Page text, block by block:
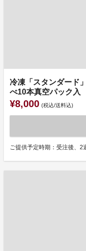
冷凍「スタンダード
べ10本真空パック入
¥8,000 (税込/送料込)
ご提供予定時期：受注後、2